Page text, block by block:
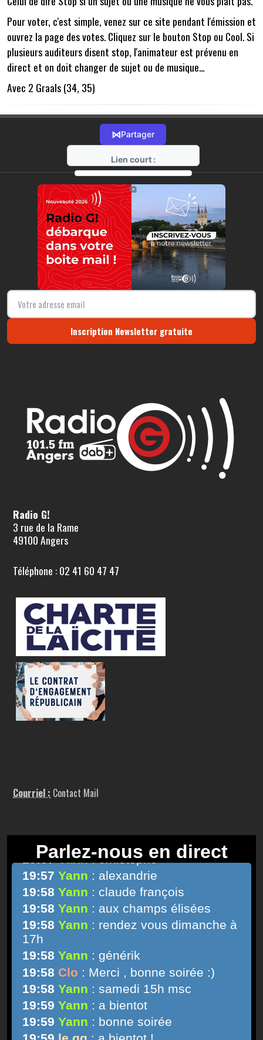
Pour voter, c'est simple, venez sur ce site pendant l'émission et
ouvrez la page des votes. Cliquez sur le bouton Stop ou Cool. Si
plusieurs auditeurs disent stop, l'animateur est prévenu en
direct et on doit changer de sujet ou de musique...
Avec 2 Graals (34, 35)
⋈Partager
Lien court :
https://radio-g.fr?12271
⧉
Inscription Newsletter gratuite
Radio G!
3 rue de la Rame
49100 Angers
Téléphone : 02 41 60 47 47
Courriel : Contact Mail